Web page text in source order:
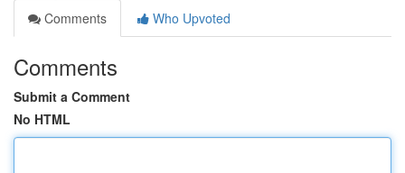
Comments
Who Upvoted
Comments
Submit a Comment
No HTML